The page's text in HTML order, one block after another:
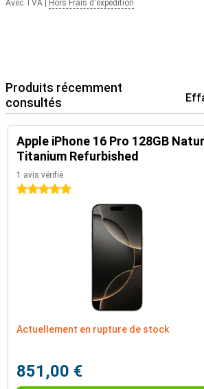
pour suivre et optimiser votre santé. Ou
Avec TVA Hors Frais d'expédition
Produits récemment
consultés
Apple iPhone 16 Pro 128GB
Titanium Refurbished
1 avis vérifié
5 étoiles
Actuellement en rupture de stock
851,00 €